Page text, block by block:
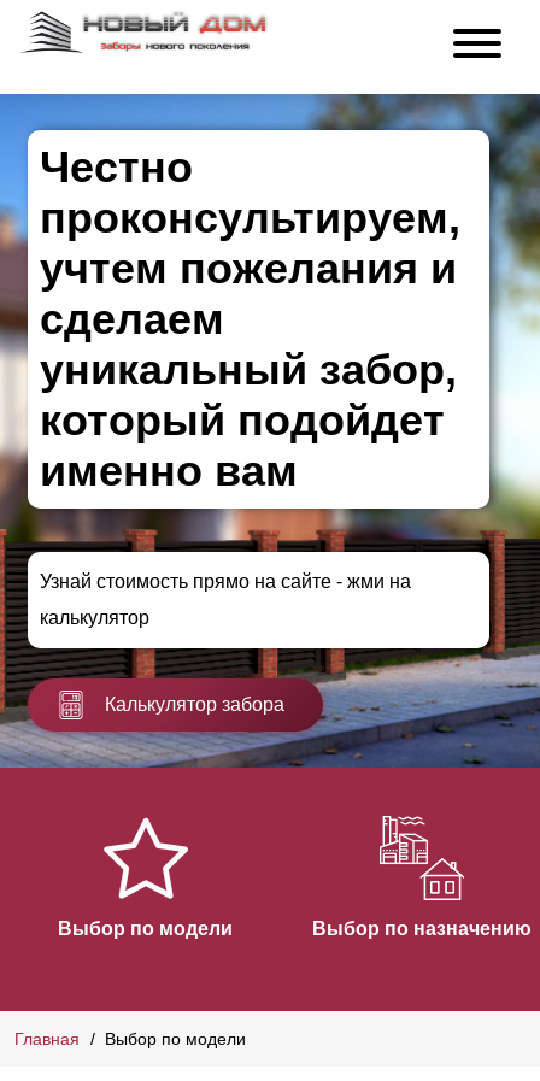
Честно
проконсультируем,
учтем пожелания и
сделаем
уникальный забор,
который подойдет
именно вам
Узнай стоимость прямо на сайте - жми на
калькулятор
Калькулятор забора
Выбор по модели Выбор по назначению
Главная Выбор по модели